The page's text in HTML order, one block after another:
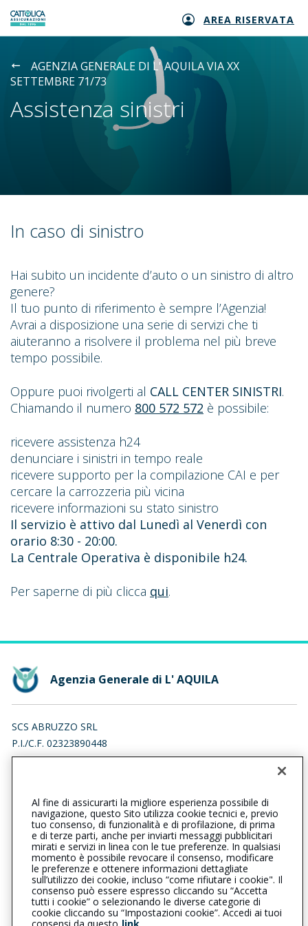
Generali logo AREA RISERVATA
AGENZIA GENERALE DI L' AQUILA VIA XX
SETTEMBRE 71/73
Assistenza sinistri
In caso di sinistro
Hai subito un incidente d’auto o un sinistro di altro
genere?
Il tuo punto di riferimento è sempre l’Agenzia!
Avrai a disposizione una serie di servizi che ti
aiuteranno a risolvere il problema nel più breve
tempo possibile.
Oppure puoi rivolgerti al CALL CENTER SINISTRI.
Chiamando il numero 800 572 572 è possibile:
ricevere assistenza h24
denunciare i sinistri in tempo reale
ricevere supporto per la compilazione CAI e per
cercare la carrozzeria più vicina
ricevere informazioni su stato sinistro
Il servizio è attivo dal Lunedì al Venerdì con
orario 8:30 - 20:00.
La Centrale Operativa è disponibile h24.
Per saperne di più clicca qui.
Agenzia Generale di L' AQUILA
SCS ABRUZZO SRL
P.I./C.F. 02323890448
VIA SALARIA 38, 63078 SPINETOLI (AP)
0862295650
laquila@cattolica.it
scsabruzzo@pec.it
L’intermediario è soggetto al controllo dell’IVASS. Consulta il
Registro RUI al seguentelink
Al fine di assicurarti la migliore esperienza possibile di
navigazione, questo Sito utilizza cookie tecnici e, previo
tuo consenso, di funzionalità e di profilazione, di prima
e di terze parti, anche per inviarti messaggi pubblicitari
mirati e servizi in linea con le tue preferenze. In qualsiasi
momento è possibile revocare il consenso, modificare
le preferenze e ottenere informazioni dettagliate
sull’utilizzo dei cookie, incluso “come rifiutare i cookie". Il
consenso può essere espresso cliccando su “Accetta
tutti i cookie” o selezionando le diverse categorie di
cookie cliccando su “Impostazioni cookie”. Accedi ai tuoi